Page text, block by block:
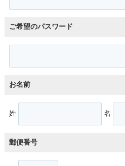
ご希望のパスワード
お名前
姓 名
郵便番号